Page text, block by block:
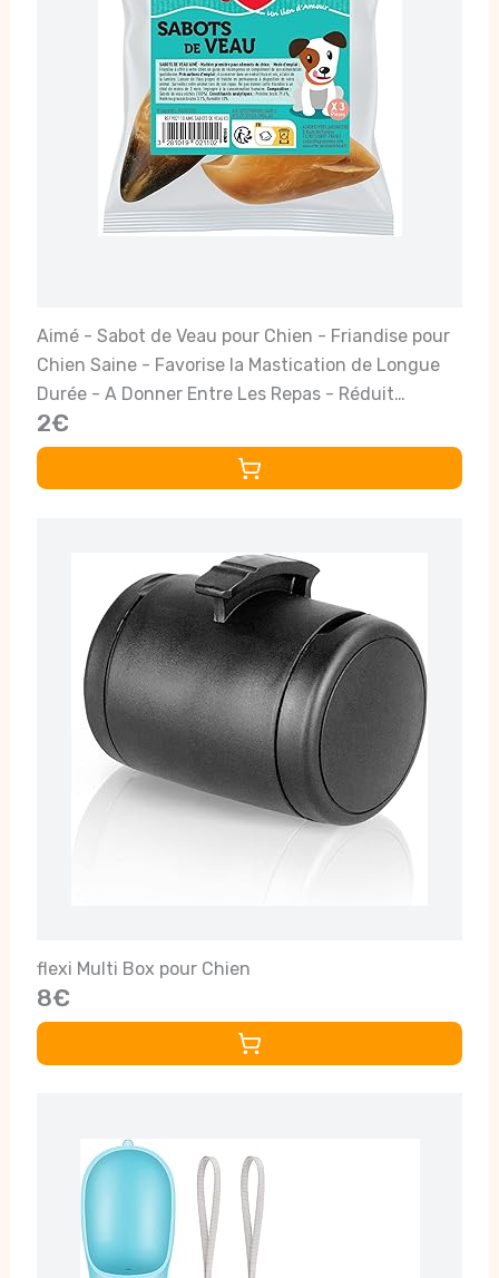
Aimé - Sabot de Veau pour Chien - Friandise pour
Chien Saine - Favorise la Mastication de Longue
Durée - A Donner Entre Les Repas - Réduit
l'Anxiété et Le Stress - Bonne Santé Dentaire - x3
2€
flexi Multi Box pour Chien
8€